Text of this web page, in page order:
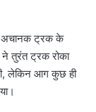
अचानक ट्रक के
तुरंत ट्रक रोका
लेकिन आग कुछ ही